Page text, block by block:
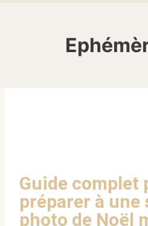
Guide complet
préparer à une
photo de Noël